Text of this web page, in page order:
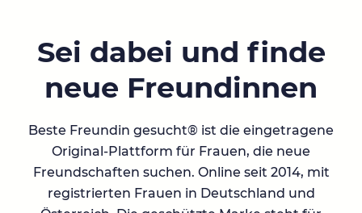
Sei dabei und finde
neue Freundinnen
Beste Freundin gesucht® ist die eingetragene
Original-Plattform für Frauen, die neue
Freundschaften suchen. Online seit 2014, mit
registrierten Frauen in Deutschland und